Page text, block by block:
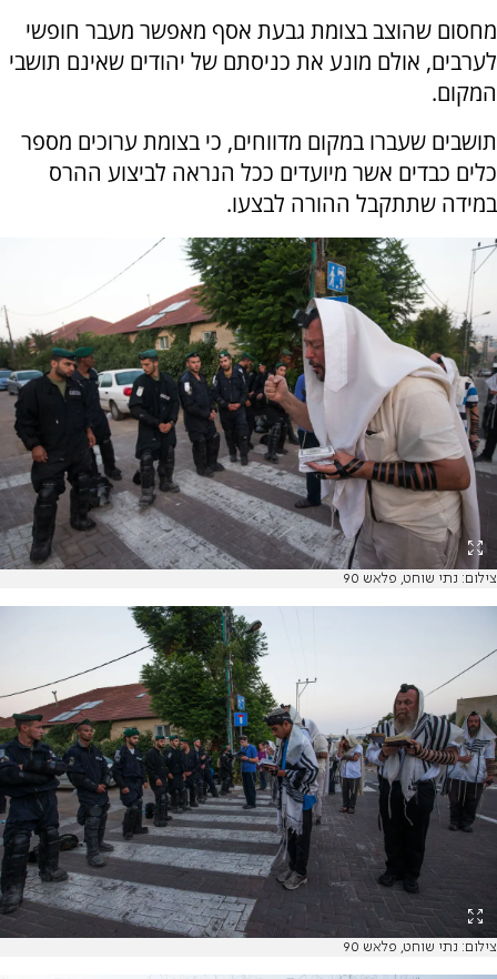
מחסום שהוצב בצומת גבעת אסף מאפשר מעבר חופשי
לערבים, אולם מונע את כניסתם של יהודים שאינם תושבי
המקום.
תושבים שעברו במקום מדווחים, כי בצומת ערוכים מספר
כלים כבדים אשר מיועדים ככל הנראה לביצוע ההרס
במידה שתתקבל ההורה לבצעו.
צילום: נתי שוחט, פלאש 90
צילום: נתי שוחט, פלאש 90